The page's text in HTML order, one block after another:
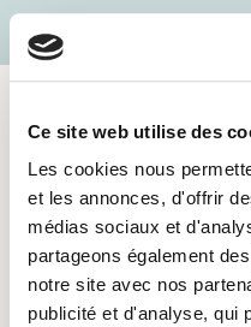
Ce site web utilise des
Les cookies nous
et les annonces, d'offrir
médias sociaux et
partageons également
notre site avec nos
publicité et d'analyse, qui
Zum
Inhalt
springen
MENÜ
Submit